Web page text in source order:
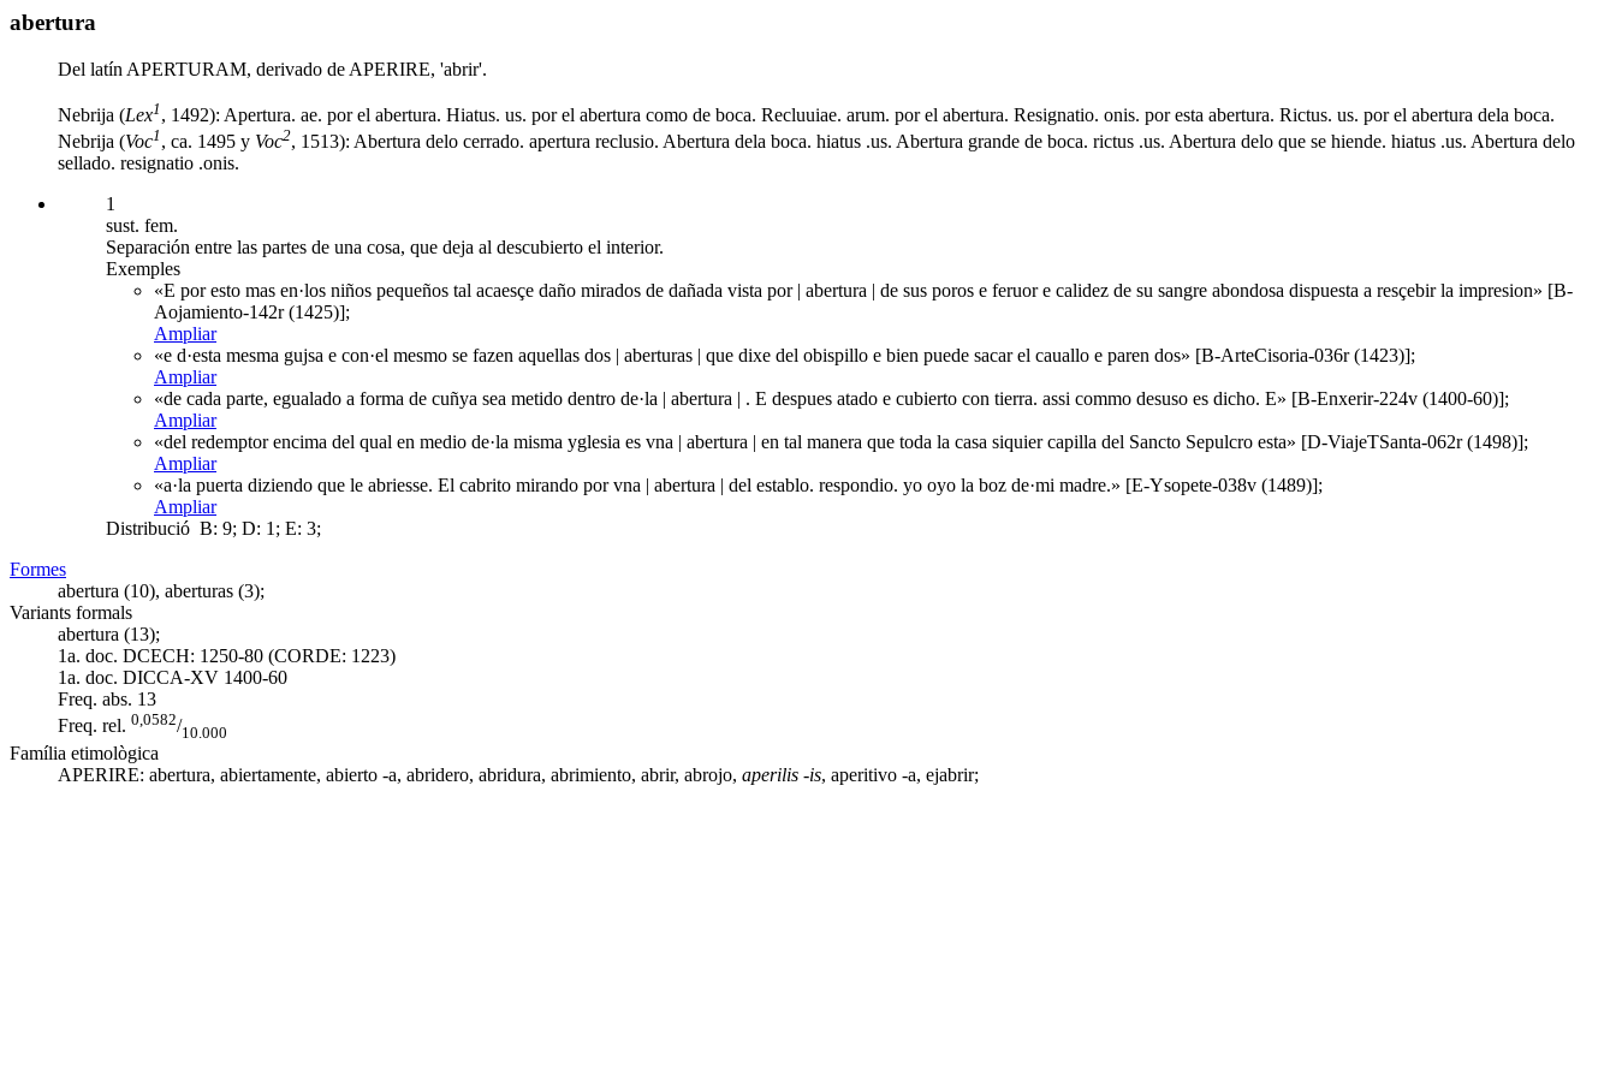
abertura
Del latín APERTURAM, derivado de APERIRE, 'abrir'.
Nebrija (Lex1 , 1492): Apertura. ae. por el abertura. Hiatus. us. por el abertura como de boca. Recluuiae. arum. por el abertura. Resignatio. onis. por esta abertura. Rictus. us. por el abertura dela boca.
Nebrija (Voc1 , ca. 1495 y Voc2, 1513): Abertura delo cerrado. apertura reclusio. Abertura dela boca. hiatus .us. Abertura grande de boca. rictus .us. Abertura delo que se hiende. hiatus .us. Abertura delo
sellado. resignatio .onis.
1
sust. fem.
Separación entre las partes de una cosa, que deja al descubierto el interior.
Exemples
«E por esto mas en·los niños pequeños tal acaesçe daño mirados de dañada vista por | abertura | de sus poros e feruor e calidez de su sangre abondosa dispuesta a resçebir la impresion» [B-
Aojamiento-142r (1425)];
Ampliar
«e d·esta mesma gujsa e con·el mesmo se fazen aquellas dos | aberturas | que dixe del obispillo e bien puede sacar el cauallo e paren dos» [B-ArteCisoria-036r (1423)];
Ampliar
«de cada parte, egualado a forma de cuñya sea metido dentro de·la | abertura | . E despues atado e cubierto con tierra. assi commo desuso es dicho. E» [B-Enxerir-224v (1400-60)];
Ampliar
«del redemptor encima del qual en medio de·la misma yglesia es vna | abertura | en tal manera que toda la casa siquier capilla del Sancto Sepulcro esta» [D-ViajeTSanta-062r (1498)];
Ampliar
«a·la puerta diziendo que le abriesse. El cabrito mirando por vna | abertura | del establo. respondio. yo oyo la boz de·mi madre.» [E-Ysopete-038v (1489)];
Ampliar
Distribució B: 9; D: 1; E: 3;
Formes
abertura (10), aberturas (3);
Variants formals
abertura (13);
1a. doc. DCECH: 1250-80 (CORDE: 1223)
1a. doc. DICCA-XV 1400-60
Freq. abs. 13
Freq. rel. 0,0582/10.000
Família etimològica
APERIRE: abertura, abiertamente, abierto -a, abridero, abridura, abrimiento, abrir, abrojo, aperilis -is, aperitivo -a, ejabrir;